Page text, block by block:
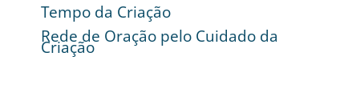
Tempo da Criação
Rede de Oração pelo Cuidado da
Criação